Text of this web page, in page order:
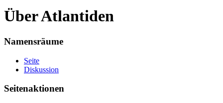
Über Atlantiden
Namensräume
Seite
Diskussion
Seitenaktionen